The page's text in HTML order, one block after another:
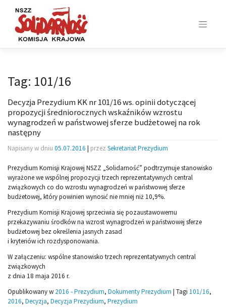
content
Tag: 101/16
Decyzja Prezydium KK nr 101/16 ws. opinii dotyczącej
propozycji średniorocznych wskaźników wzrostu
wynagrodzeń w państwowej sferze budżetowej na rok
następny
Napisany w dniu 05.07.2016 | przez Sekretariat Prezydium
Prezydium Komisji Krajowej NSZZ „Solidarność” podtrzymuje stanowisko
wyrażone we wspólnej propozycji trzech reprezentatywnych central
związkowych co do wzrostu wynagrodzeń w państwowej sferze
budżetowej, który powinien wynosić nie mniej niż 10,9%.
Prezydium Komisji Krajowej sprzeciwia się pozaustawowemu
przekazywaniu środków na wzrost wynagrodzeń w państwowej sferze
budżetowej bez określenia jasnych zasad
i kryteriów ich rozdysponowania.
W załączeniu: wspólne stanowisko trzech reprezentatywnych central
związkowych
z dnia 18 maja 2016 r.
Opublikowany w 2016 - Prezydium, Dokumenty Prezydium | Tagi 101/16,
2016, Decyzja, Decyzja Prezydium, Prezydium